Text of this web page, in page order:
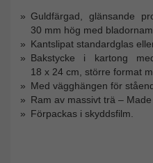
Guldfärgad, glänsande
30 mm hög med
Kantslipat standardglas
Bakstycke i kartong
18 x 24 cm, större format
Med vägghängen för
Ram av massivt trä – Made
Förpackas i skyddsfilm.